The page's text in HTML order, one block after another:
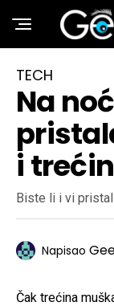
TECH
Na
i
Biste li i vi
Napisao
Čak trećina